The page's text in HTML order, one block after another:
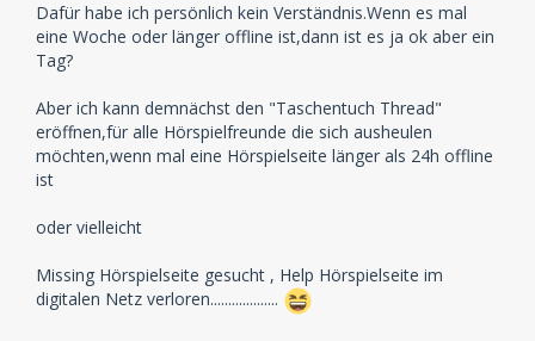
Dafür habe ich persönlich kein Verständnis.Wenn es mal
eine Woche oder länger offline ist,dann ist es ja ok aber ein
Tag?
Aber ich kann demnächst den "Taschentuch Thread"
eröffnen,für alle Hörspielfreunde die sich ausheulen
möchten,wenn mal eine Hörspielseite länger als 24h offline
ist
oder vielleicht
Missing Hörspielseite gesucht , Help Hörspielseite im
digitalen Netz verloren...................